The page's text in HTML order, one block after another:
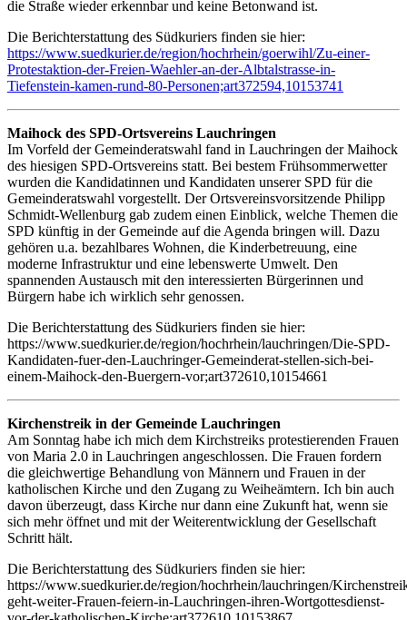
die Straße wieder erkennbar und keine Betonwand ist.
Die Berichterstattung des Südkuriers finden sie hier:
https://www.suedkurier.de/region/hochrhein/goerwihl/Zu-einer-
Protestaktion-der-Freien-Waehler-an-der-Albtalstrasse-in-
Tiefenstein-kamen-rund-80-Personen;art372594,10153741
Maihock des SPD-Ortsvereins Lauchringen
Im Vorfeld der Gemeinderatswahl fand in Lauchringen der Maihock
des hiesigen SPD-Ortsvereins statt. Bei bestem Frühsommerwetter
wurden die Kandidatinnen und Kandidaten unserer SPD für die
Gemeinderatswahl vorgestellt. Der Ortsvereinsvorsitzende Philipp
Schmidt-Wellenburg gab zudem einen Einblick, welche Themen die
SPD künftig in der Gemeinde auf die Agenda bringen will. Dazu
gehören u.a. bezahlbares Wohnen, die Kinderbetreuung, eine
moderne Infrastruktur und eine lebenswerte Umwelt. Den
spannenden Austausch mit den interessierten Bürgerinnen und
Bürgern habe ich wirklich sehr genossen.
Die Berichterstattung des Südkuriers finden sie hier:
https://www.suedkurier.de/region/hochrhein/lauchringen/Die-SPD-
Kandidaten-fuer-den-Lauchringer-Gemeinderat-stellen-sich-bei-
einem-Maihock-den-Buergern-vor;art372610,10154661
Kirchenstreik in der Gemeinde Lauchringen
Am Sonntag habe ich mich dem Kirchstreiks protestierenden Frauen
von Maria 2.0 in Lauchringen angeschlossen. Die Frauen fordern
die gleichwertige Behandlung von Männern und Frauen in der
katholischen Kirche und den Zugang zu Weiheämtern. Ich bin auch
davon überzeugt, dass Kirche nur dann eine Zukunft hat, wenn sie
sich mehr öffnet und mit der Weiterentwicklung der Gesellschaft
Schritt hält.
Die Berichterstattung des Südkuriers finden sie hier:
https://www.suedkurier.de/region/hochrhein/lauchringen/
geht-weiter-Frauen-feiern-in-Lauchringen-ihren-Wortgottesdienst-